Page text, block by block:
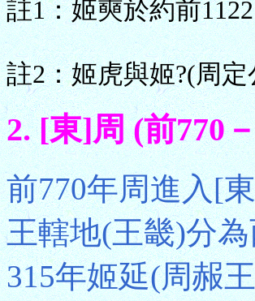
註1：姬奭於約前
註2：姬虎與姬?(周
2. [東]周 (前770
前770年周進入[
王轄地(王畿)分
315年姬延(周赧